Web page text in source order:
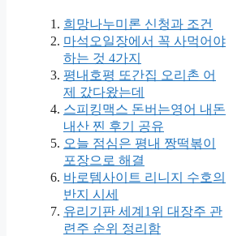
희망나누미론 신청과 조건
마석오일장에서 꼭 사먹어야
하는 것 4가지
평내호평 또간집 오리촌 어
제 갔다왔는데
스피킹맥스 돈버는영어 내돈
내산 찐 후기 공유
오늘 점심은 평내 짱떡볶이
포장으로 해결
바로템사이트 리니지 수호의
반지 시세
유리기판 세계1위 대장주 관
련주 순위 정리함